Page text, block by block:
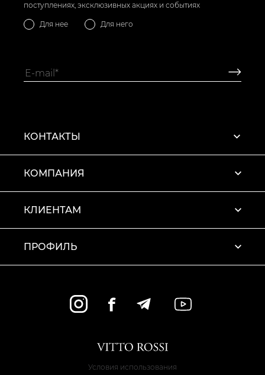
поступлениях, эксклюзивных акциях и событиях
Для нее Для него
КОНТАКТЫ
КОМПАНИЯ
КЛИЕНТАМ
ПРОФИЛЬ
Условия использования